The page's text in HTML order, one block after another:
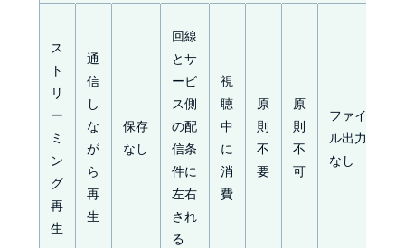
ス
ト
リ
ー
ミ
ン
グ
再
生
通
信
し
な
が
ら
再
生
保存
なし
回線
とサ
ービ
ス側
の配
信条
件に
左右
され
る
視
聴
中
に
消
費
原
則
不
要
原
則
不
可
ファイ
ル出力
なし